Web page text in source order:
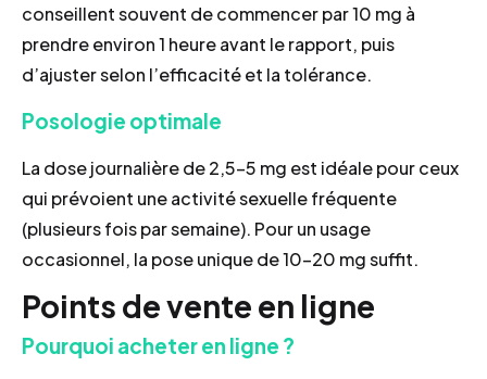
conseillent souvent de commencer par 10 mg à
prendre environ 1 heure avant le rapport, puis
d’ajuster selon l’efficacité et la tolérance.
Posologie optimale
La dose journalière de 2,5–5 mg est idéale pour ceux
qui prévoient une activité sexuelle fréquente
(plusieurs fois par semaine). Pour un usage
occasionnel, la pose unique de 10–20 mg suffit.
Points de vente en ligne
Pourquoi acheter en ligne ?